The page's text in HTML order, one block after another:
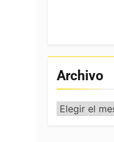
Archivo
Archivo